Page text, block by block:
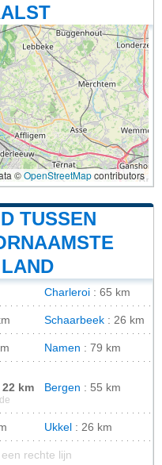
©OpenStreetMapcontributors
TUSSEN
Charleroi : 65 km
Schaarbeek : 26 km
Namen : 79 km
22 km Bergen : 55 km
Ukkel : 26 km
rechte lijn